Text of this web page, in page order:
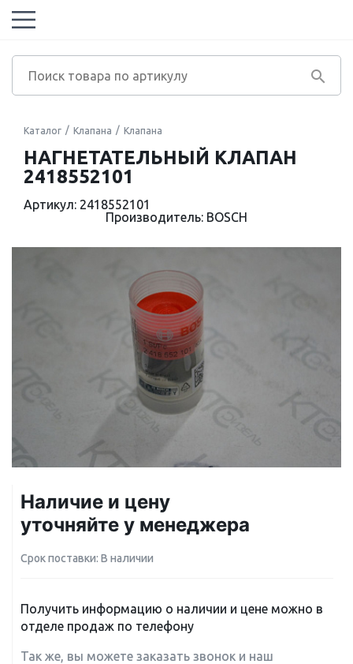
Каталог Клапана Клапана
НАГНЕТАТЕЛЬНЫЙ КЛАПАН
2418552101
Артикул: 2418552101
Производитель: BOSCH
Наличие и цену
уточняйте у менеджера
Срок поставки: В наличии
Получить информацию о наличии и цене можно в
отделе продаж по телефону
Так же, вы можете заказать звонок и наш